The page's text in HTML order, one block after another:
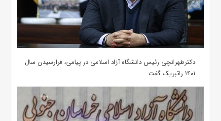
دکترطهرانچی رئیس دانشگاه آزاد اسلامی در پیامی، فرارسیدن سال
۱۴۰۱ راتبریک گفت